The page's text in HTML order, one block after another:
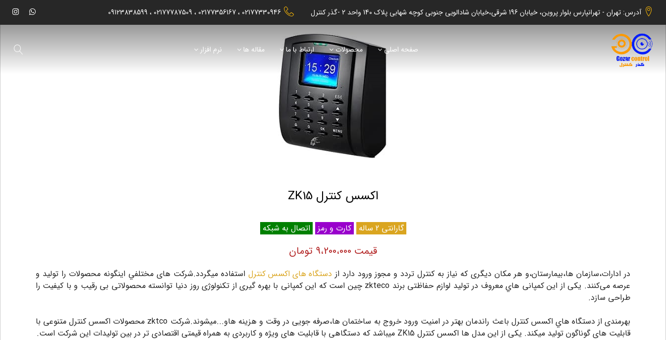
آدرس: تهران - تهرانپارس بلوار پروین، خیابان 196 شرقی،خیابان شادالویی جنوبی کوچه شهابی پلاک 140 واحد 2 -گذر کنترل 02177330946
02177356167
02177787509
09123838599
صفحه اصلی محصولات ارتباط با ما مقاله ها نرم افزار
اکسس کنترل ZK15
گارانتی 2 ساله کارت و رمز اتصال به شبکه
قیمت 9،200،000 تومان
در ادارات،سازمان ها،بیمارستان،و هر مکان دیگری که نیاز به کنترل تردد و مجوز ورود دارد از دستگاه های اکسس کنترل استفاده میگردد.شرکت های مختلفي اینگونه محصولات را تولید و
عرصه می‌کنند. یکی از این کمپانی هاي معروف در تولید لوازم حفاظتی برند zkteco چین است که این‌ کمپانی با بهره گیری از تکنولوژی روز دنیا توانسته محصولاتی بی رقیب و با کیفیت را
طراحی سازد.
بهرمندی از دستگاه هاي اکسس کنترل باعث راندمان بهتر در امنیت ورود خروج به ساختمان ها،صرفه جویی در وقت و هزینه هاو...میشوند.شرکت zktco محصولات اکسس کنترل متنوعی با
قابلیت های گوناگون تولید میکند. یکی از این مدل ها اکسس کنترل ZK15 میباشد که دستگاهی با قابلیت های ويژه و کاربردی به همراه قیمتی اقتصادی تر در بین تولیدات این شرکت است.